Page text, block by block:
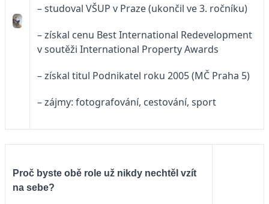
– studoval VŠUP v Praze (ukončil ve 3. ročníku)
– získal cenu Best International Redevelopment
v soutěži International Property Awards
– získal titul Podnikatel roku 2005 (MČ Praha 5)
– zájmy: fotografování, cestování, sport
Proč byste obě role už nikdy nechtěl vzít
na sebe?